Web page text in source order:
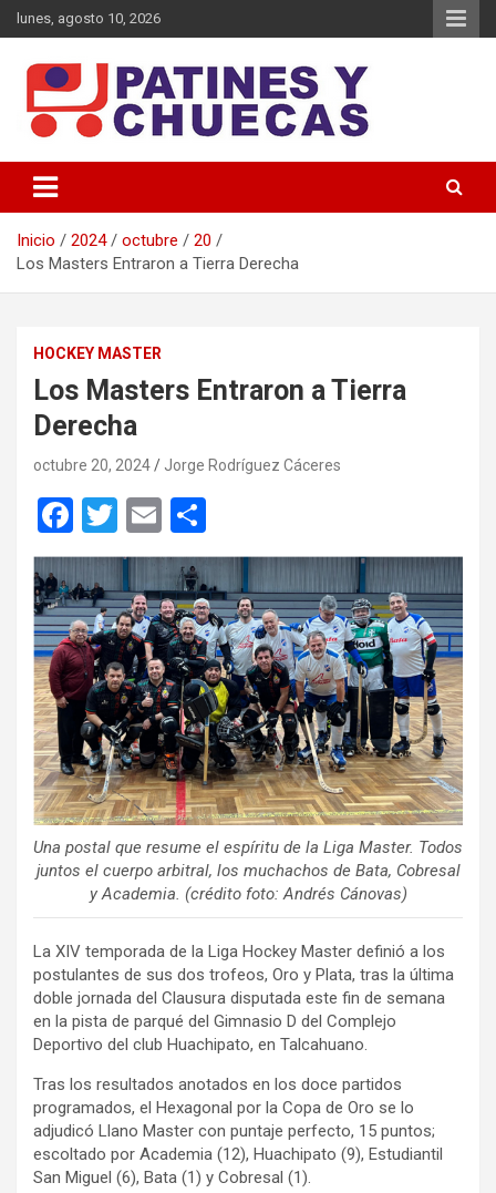
Saltar
al
lunes, agosto 10, 2026
Patines y Chuecas
Inicio 2024 octubre
20
Los Masters Entraron a Tierra Derecha
HOCKEY MASTER
Los Masters Entraron a Tierra
Derecha
octubre 20, 2024 Jorge Rodríguez Cáceres
F
a
ce
b
o
o
k
T
wi
tt
er
E
m
ail
o
m
p
ar
tir
Una postal que resume el espíritu de la Liga Master. Todos
juntos el cuerpo arbitral, los muchachos de Bata, Cobresal
y Academia. (crédito foto: Andrés Cánovas)
La XIV temporada de la Liga Hockey Master definió a los
postulantes de sus dos trofeos, Oro y Plata, tras la última
doble jornada del Clausura disputada este fin de semana
en la pista de parqué del Gimnasio D del Complejo
Deportivo del club Huachipato, en Talcahuano.
Tras los resultados anotados en los doce partidos
programados, el Hexagonal por la Copa de Oro se lo
adjudicó Llano Master con puntaje perfecto, 15 puntos;
escoltado por Academia (12), Huachipato (9), Estudiantil
San Miguel (6), Bata (1) y Cobresal (1).